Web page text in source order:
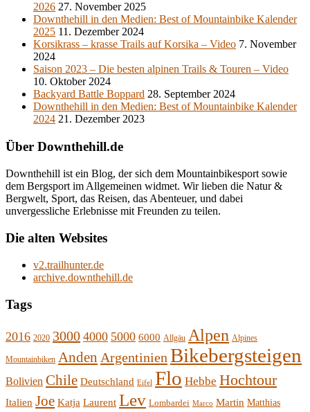
2026 27. November 2025
Downthehill in den Medien: Best of Mountainbike Kalender
2025 11. Dezember 2024
Korsikrass – krasse Trails auf Korsika – Video 7. November
2024
Saison 2023 – Die besten alpinen Trails & Touren – Video
10. Oktober 2024
Backyard Battle Boppard 28. September 2024
Downthehill in den Medien: Best of Mountainbike Kalender
2024 21. Dezember 2023
Über Downthehill.de
Downthehill ist ein Blog, der sich dem Mountainbikesport sowie
dem Bergsport im Allgemeinen widmet. Wir lieben die Natur &
Bergwelt, Sport, das Reisen, das Abenteuer, und dabei
unvergessliche Erlebnisse mit Freunden zu teilen.
Die alten Websites
v2.trailhunter.de
archive.downthehill.de
Tags
2016 2020 3000 4000 5000 6000 Allgäu Alpen Alpines
Mountainbiken Anden Argentinien Bikebergsteigen
Bolivien Chile Deutschland Eifel Flo Hebbe Hochtour
Italien Joe Katja Laurent Lev Lombardei Marco Martin Matthias